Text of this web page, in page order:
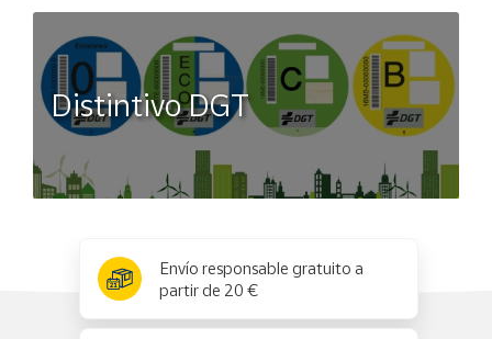
Distintivo DGT
Envío responsable gratuito a
partir de 20 €